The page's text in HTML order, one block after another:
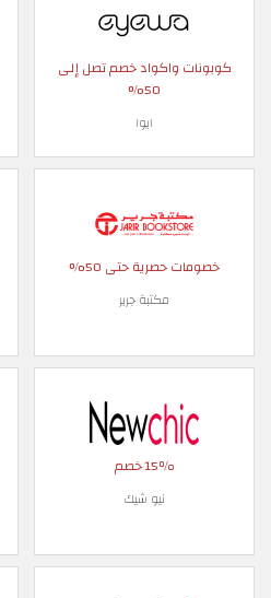
كوبونات واكواد خصم تصل إلى
50%
ايوا
خصومات حصرية حتى 50%
مكتبة جرير
15٪ خصم
نيو شيك